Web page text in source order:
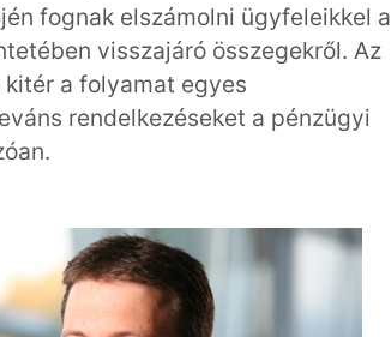
fognak elszámolni ügyfeleikkel a
visszajáró összegekről. Az
a folyamat egyes
rendelkezéseket a pénzügyi